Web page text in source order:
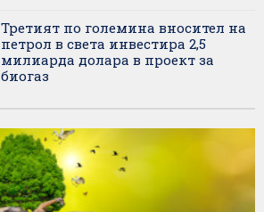
Третият по големина вносител на
петрол в света инвестира 2,5
милиарда долара в проект за
биогаз